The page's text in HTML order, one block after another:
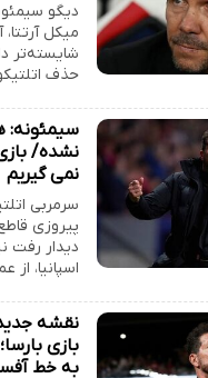
دیگو
میکل
شایسته‌تر
حذف
سیمئونه:
نشده/
نمی گیریم
سرمربی
پیروزی قاطع
دیدار رفت
اسپانیا،
نقشه
بازی
به خط